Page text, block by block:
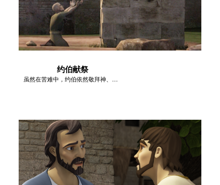
约伯献祭
虽然在苦难中，约伯依然敬拜神、服侍神。